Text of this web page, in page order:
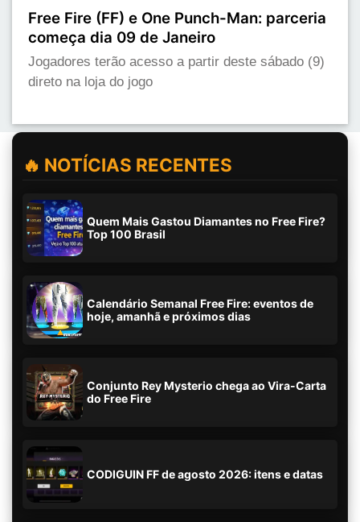
Free Fire (FF) e One Punch-Man: parceria
começa dia 09 de Janeiro
Jogadores terão acesso a partir deste sábado (9)
direto na loja do jogo
🔥 NOTÍCIAS RECENTES
Quem Mais Gastou Diamantes no Free Fire?
Top 100 Brasil
Calendário Semanal Free Fire: eventos de
hoje, amanhã e próximos dias
Conjunto Rey Mysterio chega ao Vira-Carta
do Free Fire
CODIGUIN FF de agosto 2026: itens e datas